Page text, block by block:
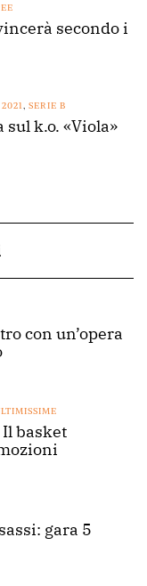
secondo i
, SERIE B
k.o. «Viola»
con un’opera
basket
gara 5